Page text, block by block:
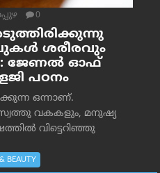
0
ശരീരവും
ജേണല്‍ ഓഫ്
പഠനം
ഒന്നാണ്.
സ്വത്തു വകകളും, മനുഷ്യ
വിട്ടെറിഞ്ഞു
BEAUTY